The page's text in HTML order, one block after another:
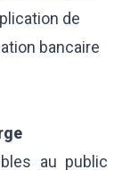
de
bancaire
au public